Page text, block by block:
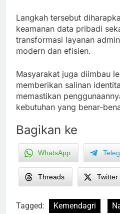
Langkah tersebut
keamanan data pribadi
transformasi layanan
modern dan efisien.
Masyarakat juga diimbau
memberikan salinan
memastikan
kebutuhan yang benar-
Bagikan ke
WhatsApp
Threads Twitter
Tagged: Kemendagri